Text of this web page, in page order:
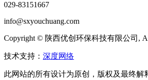
029-83151667
info@sxyouchuang.com
Copyright © 陕西优创环保科技有限公司,
技术支持： 深度网络
此网站的所有设计为原创，版权及最终解